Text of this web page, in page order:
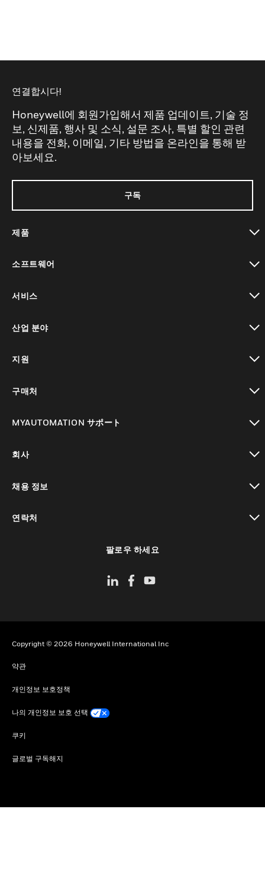
연결합시다!
Honeywell에 회원가입해서 제품 업데이트, 기술 정
보, 신제품, 행사 및 소식, 설문 조사, 특별 할인 관련
내용을 전화, 이메일, 기타 방법을 온라인을 통해 받
아보세요.
구독
제품
소프트웨어
서비스
산업 분야
지원
구매처
MYAUTOMATION サポート
회사
채용 정보
연락처
팔로우 하세요
Copyright © 2026 Honeywell International Inc
약관
개인정보 보호정책
나의 개인정보 보호 선택
쿠키
글로벌 구독해지